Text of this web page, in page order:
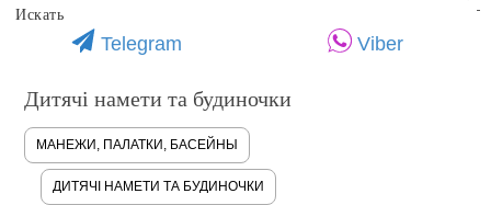
Telegram Viber
Дитячі намети та будиночки
МАНЕЖИ, ПАЛАТКИ, БАСЕЙНЫ
ДИТЯЧІ НАМЕТИ ТА БУДИНОЧКИ